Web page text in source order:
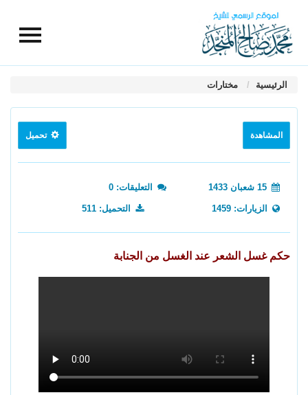
الرئيسية مختارات
المشاهدة تحميل
التعليقات: 0
الزيارات: 1459 التحميل: 511
حكم غسل الشعر عند الغسل من الجنابة